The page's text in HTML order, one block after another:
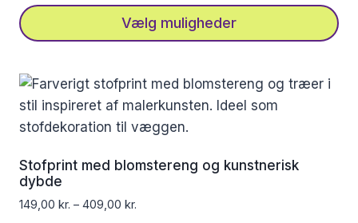
på
varesiden
Vælg muligheder
vare
Mulighederne
kan
vælges
Stofprint med blomstereng og kunstnerisk
dybde
149,00 kr. – 409,00 kr.